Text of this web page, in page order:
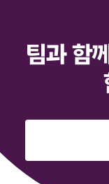
팀과 함